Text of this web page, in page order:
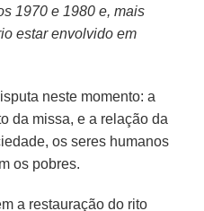
1970 e 1980 e, mais
estar envolvido em
neste momento: a
da missa, e a relação da
os seres humanos
os pobres.
a restauração do rito